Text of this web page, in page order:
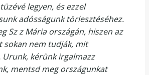
legyen, és ezzel
adósságunk törlesztéséhez.
Sz z Mária országán, hiszen az
sokan nem tudják, mit
Urunk, kérünk irgalmazz
mentsd meg országunkat